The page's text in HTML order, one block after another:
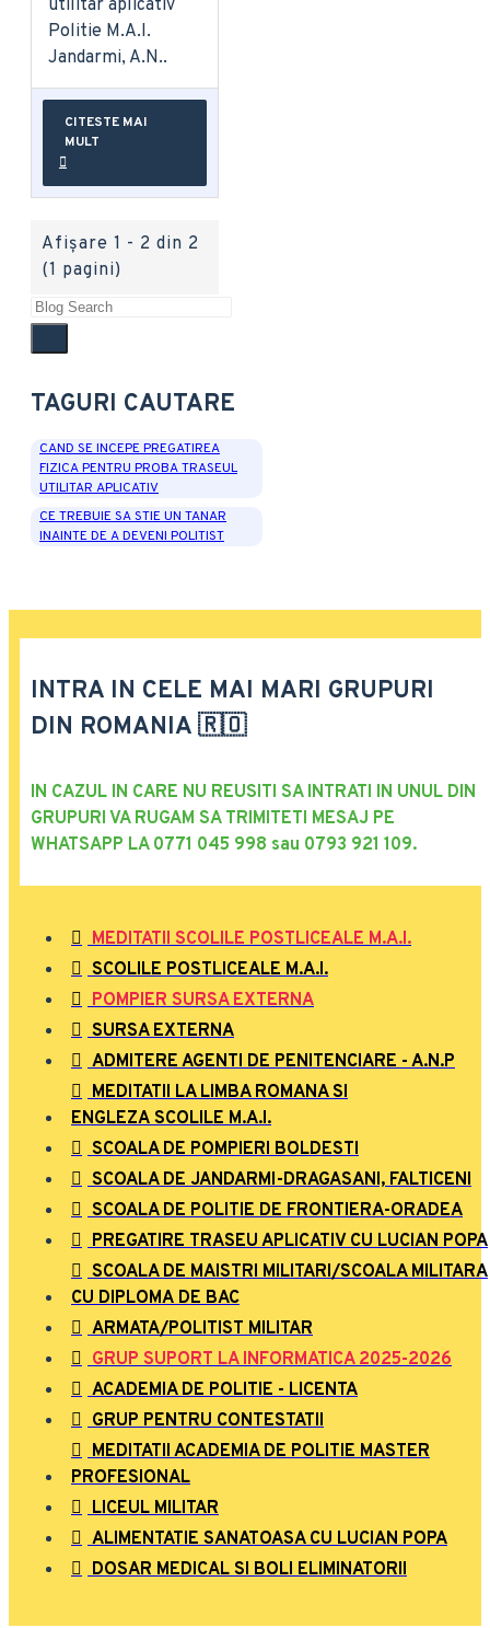
utilitar aplicativ
Politie M.A.I.
Jandarmi, A.N..
CITESTE MAI
MULT
Afişare 1 - 2 din 2
(1 pagini)
TAGURI CAUTARE
CAND SE INCEPE PREGATIREA
FIZICA PENTRU PROBA TRASEUL
UTILITAR APLICATIV
CE TREBUIE SA STIE UN TANAR
INAINTE DE A DEVENI POLITIST
INTRA IN CELE MAI MARI GRUPURI
DIN ROMANIA 🇷🇴
IN CAZUL IN CARE NU REUSITI SA INTRATI IN UNUL DIN
GRUPURI VA RUGAM SA TRIMITETI MESAJ PE
WHATSAPP LA 0771 045 998 sau 0793 921 109.
MEDITATII SCOLILE POSTLICEALE M.A.I.
SCOLILE POSTLICEALE M.A.I.
POMPIER SURSA EXTERNA
SURSA EXTERNA
ADMITERE AGENTI DE PENITENCIARE - A.N.P
MEDITATII LA LIMBA ROMANA SI
ENGLEZA SCOLILE M.A.I.
SCOALA DE POMPIERI BOLDESTI
SCOALA DE JANDARMI-DRAGASANI, FALTICENI
SCOALA DE POLITIE DE FRONTIERA-ORADEA
PREGATIRE TRASEU APLICATIV CU LUCIAN POPA
SCOALA DE MAISTRI MILITARI/SCOALA MILITARA
CU DIPLOMA DE BAC
ARMATA/POLITIST MILITAR
GRUP SUPORT LA INFORMATICA 2025-2026
ACADEMIA DE POLITIE - LICENTA
GRUP PENTRU CONTESTATII
MEDITATII ACADEMIA DE POLITIE MASTER
PROFESIONAL
LICEUL MILITAR
ALIMENTATIE SANATOASA CU LUCIAN POPA
DOSAR MEDICAL SI BOLI ELIMINATORII